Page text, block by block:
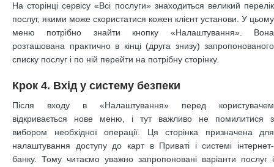
На сторінці сервісу «Всі послуги» знаходиться великий перелік
послуг, якими може скористатися кожен клієнт установи. У цьому
меню потрібно знайти кнопку «Налаштування». Вона
розташована практично в кінці (друга знизу) запропонованого
списку послуг і по ній перейти на потрібну сторінку.
Крок 4. Вхід у систему безпеки
Після входу в «Налаштування» перед користувачем
відкривається нове меню, і тут важливо не помилитися з
вибором необхідної операції. Ця сторінка призначена для
налаштування доступу до карт в Приваті і системі інтернет-
банку. Тому читаємо уважно запропоновані варіанти послуг і